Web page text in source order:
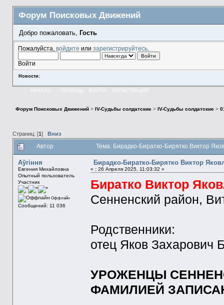
Форум Поисковых Движений
Добро пожаловать, Гость
Пожалуйста, войдите или зарегистрируйтесь.
Войти
Новости:
НАЧАЛО ПОМОЩЬ ВОЙТИ РЕГИСТРАЦИЯ
Форум Поисковых Движений> IV-Судьбы солдатские> IV-Судьбы солдатские>
Страниц: [1 ] Вниз
Автор Тема: Бирадко-Биратко-Бирятко Виктор
Aўгiння
Евгения Михайловна
Опытный пользователь
Участник
Оффлайн
Сообщений: 11 036
Бирадко-Биратко-Бирятко Виктор
« :26 Апреля 2025, 11:03:32 »
Биратко Виктор
Сенненский район,
Родственники:
отец Яков Захарович
УРОЖЕНЦЫ
ФАМИЛИЕЙ